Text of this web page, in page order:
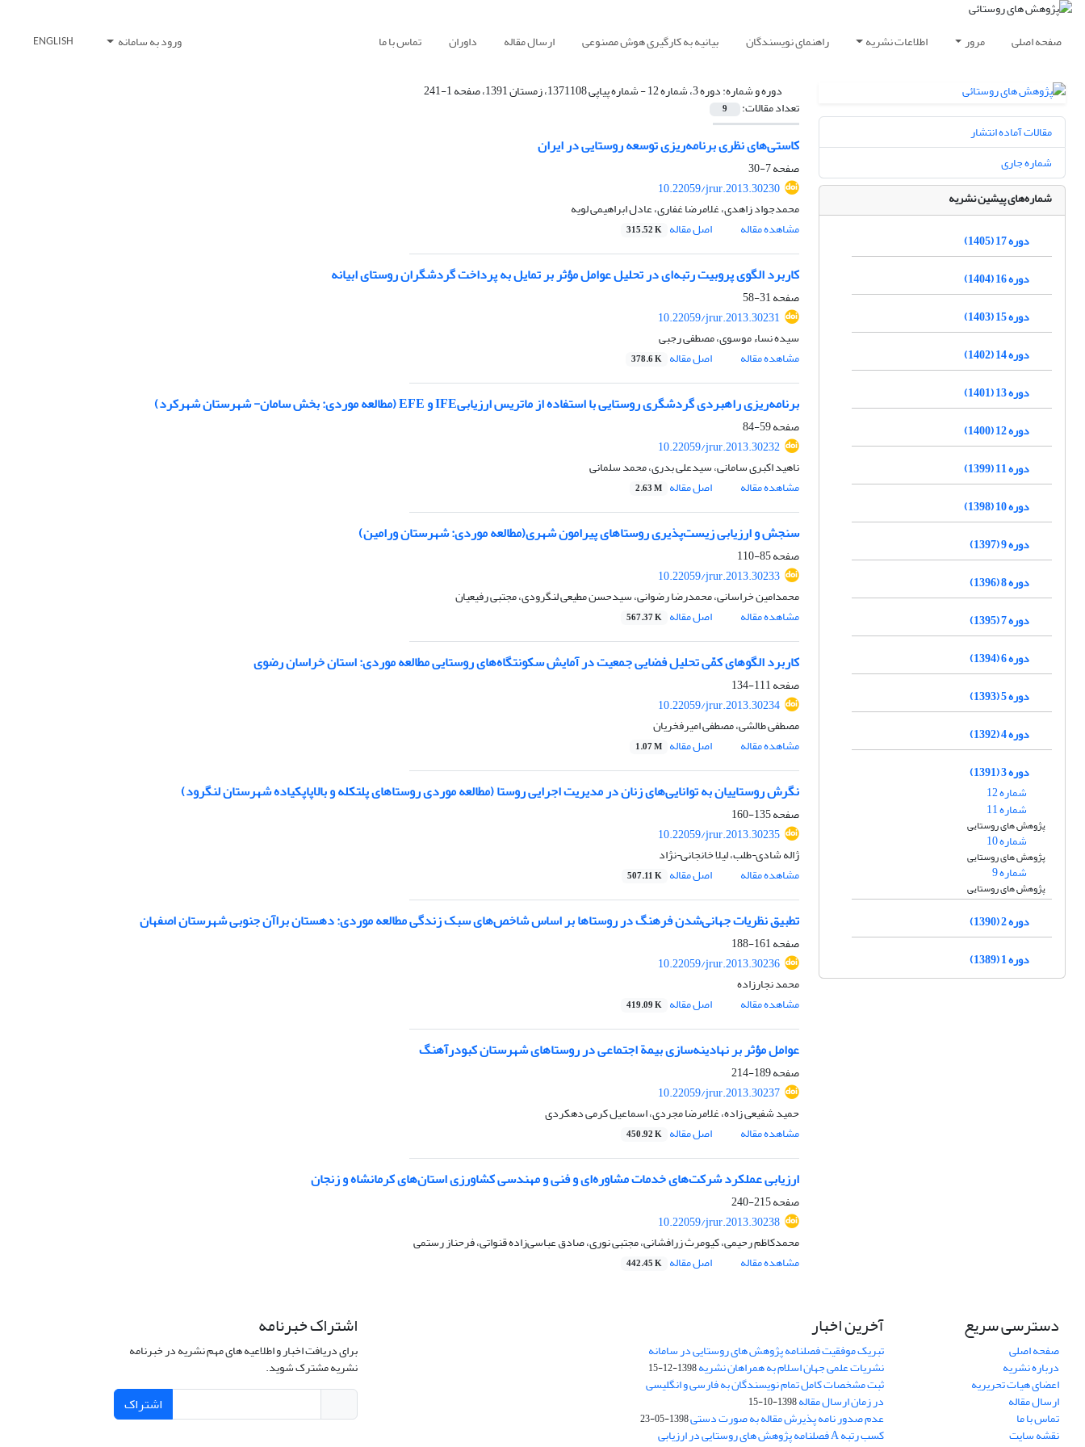
صفحه اصلی مرور اطلاعات نشریه راهنمای نویسندگان بیانیه به کارگیری هوش مصنوعی ارسال مقاله داوران تماس با ما ورود به سامانه ENGLISH
دوره و شماره:دوره 3، شماره 12 - شماره پیاپی 1371108، زمستان 1391، صفحه 1-241
تعداد مقالات: 9
کاستی‌های نظری برنامه‌ریزی توسعه روستایی در ایران
صفحه7-30
10.22059/jrur.2013.30230
محمدجواد زاهدی، غلامرضا غفاری، عادل ابراهیمی لویه
مشاهده مقاله
اصل مقاله 315.52 K
کاربرد الگوی پروبیت رتبه‌ای در تحلیل عوامل مؤثر بر تمایل به پرداخت گردشگران روستای ابیانه
صفحه31-58
10.22059/jrur.2013.30231
سیده نساء موسوی، مصطفی رجبی
مشاهده مقاله
اصل مقاله 378.6 K
برنامه‌ریزی راهبردی گردشگری روستایی با استفاده از ماتریس ارزیابیIFE و EFE (مطالعه موردی: بخش سامان- شهرستان شهرکرد)
صفحه59-84
10.22059/jrur.2013.30232
ناهید اکبری سامانی، سیدعلی بدری، محمد سلمانی
مشاهده مقاله
اصل مقاله 2.63 M
سنجش و ارزیابی زیست‌پذیری روستاهای پیرامون شهری(مطالعه موردی: شهرستان ورامین)
صفحه85-110
10.22059/jrur.2013.30233
محمدامین خراسانی، محمدرضا رضوانی، سیدحسن مطیعی لنگرودی، مجتبی رفیعیان
مشاهده مقاله
اصل مقاله 567.37 K
کاربرد الگوهای کمّی تحلیل فضایی جمعیت در آمایش سکونتگاه‌های روستایی مطالعه موردی: استان خراسان رضوی
صفحه111-134
10.22059/jrur.2013.30234
مصطفی طالشی، مصطفی امیرفخریان
مشاهده مقاله
اصل مقاله 1.07 M
نگرش روستاییان به توانایی‌های زنان در مدیریت اجرایی روستا (مطالعه موردی روستاهای پلتکله و بالاپاپکیاده شهرستان لنگرود)
صفحه135-160
10.22059/jrur.2013.30235
ژاله شادی¬طلب، لیلا خانجانی¬نژاد
مشاهده مقاله
اصل مقاله 507.11 K
تطبیق نظریات جهانی‌شدن فرهنگ‌ در روستاها بر اساس شاخص‌های سبک زندگی مطالعه موردی: دهستان براآن جنوبی شهرستان اصفهان
صفحه161-188
10.22059/jrur.2013.30236
محمد نجارزاده
مشاهده مقاله
اصل مقاله 419.09 K
عوامل مؤثر بر نهادینه‌سازی بیمة اجتماعی در روستاهای شهرستان کبودرآهنگ
صفحه189-214
10.22059/jrur.2013.30237
حمید شفیعی‏ زاده، غلامرضا مجردی، اسماعیل کرمی دهکردی
مشاهده مقاله
اصل مقاله 450.92 K
ارزیابی عملکرد شرکت‌های خدمات مشاوره‌ای و فنی و مهندسی کشاورزی استان‌های کرمانشاه و زنجان
صفحه215-240
10.22059/jrur.2013.30238
محمدکاظم رحیمی، کیومرث زرافشانی، مجتبی نوری، صادق عباسی‌زاده قنواتی، فرحناز رستمی
مشاهده مقاله
اصل مقاله 442.45 K
مقالات آماده انتشار
شماره جاری
شماره‌های پیشین نشریه
دوره 17 (1405)
دوره 16 (1404)
دوره 15 (1403)
دوره 14 (1402)
دوره 13 (1401)
دوره 12 (1400)
دوره 11 (1399)
دوره 10 (1398)
دوره 9 (1397)
دوره 8 (1396)
دوره 7 (1395)
دوره 6 (1394)
دوره 5 (1393)
دوره 4 (1392)
دوره 3 (1391)
شماره 12
شماره 11
پژوهش های روستایی
شماره 10
پژوهش های روستایی
شماره 9
پژوهش های روستایی
دوره 2 (1390)
دوره 1 (1389)
دسترسی سریع
صفحه اصلی
درباره نشریه
اعضای هیات تحریریه
ارسال مقاله
تماس با ما
نقشه سایت
آخرین اخبار
تبریک موفقیت فصلنامه پژوهش های روستایی در سامانه
نشریات علمی جهان اسلام به همراهان نشریه1398-12-15
ثبت مشخصات کامل تمام نویسندگان به فارسی و انگلیسی
در زمان ارسال مقاله1398-10-15
عدم صدور نامه پذیرش مقاله به صورت دستی1398-05-23
کسب رتبه A فصلنامه پژوهش های روستایی در ارزیابی
اشتراک خبرنامه
برای دریافت اخبار و اطلاعیه های مهم نشریه در خبرنامه
نشریه مشترک شوید.
اشتراک